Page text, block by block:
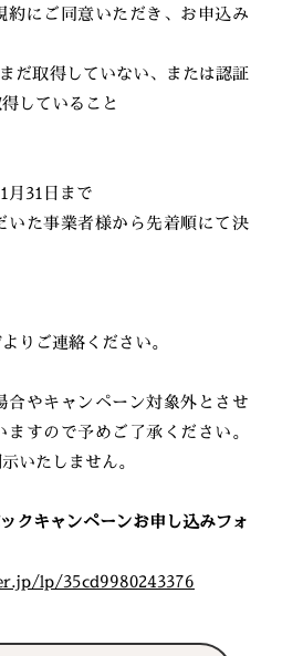
約にご同意いただき、お申込み
だ取得していない、または認証
していること
月31日まで
いた事業者様から先着順にて決
りご連絡ください。
やキャンペーン対象外とさせ
すので予めご了承ください。
いたしません。
クキャンペーンお申し込みフォ
lp/35cd9980243376